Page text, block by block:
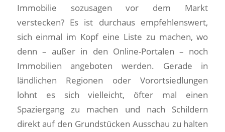
Immobilie sozusagen vor dem Markt
verstecken? Es ist durchaus empfehlenswert,
sich einmal im Kopf eine Liste zu machen, wo
denn – außer in den Online-Portalen – noch
Immobilien angeboten werden. Gerade in
ländlichen Regionen oder Vorortsiedlungen
lohnt es sich vielleicht, öfter mal einen
Spaziergang zu machen und nach Schildern
direkt auf den Grundstücken Ausschau zu halten